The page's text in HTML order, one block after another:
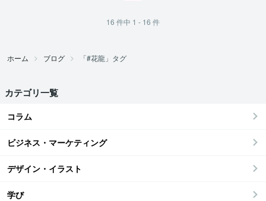
16 件中 1 - 16 件
ホーム ブログ 「#花龍」タグ
カテゴリ一覧
コラム
ビジネス・マーケティング
デザイン・イラスト
学び